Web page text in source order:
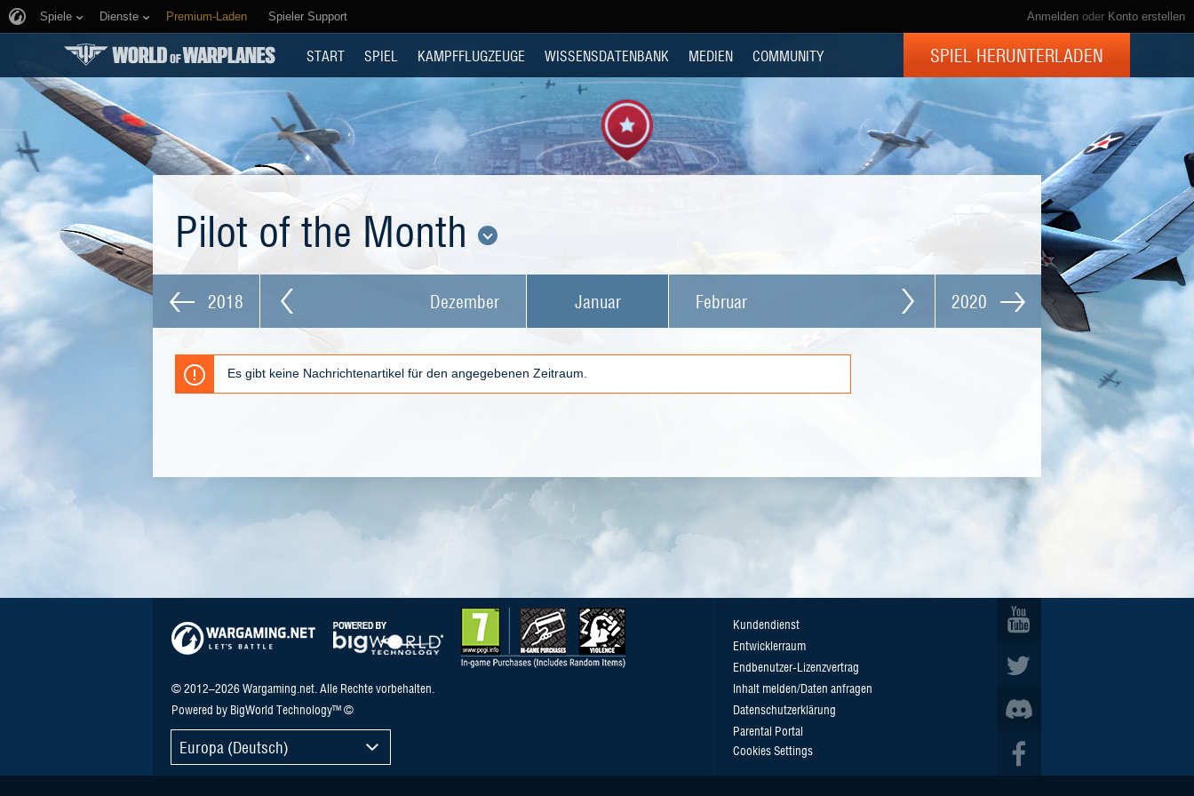
Anmelden oder Konto erstellen
Spiele Dienste Premium-Laden Spieler Support
START SPIEL KAMPFFLUGZEUGE WISSENSDATENBANK MEDIEN COMMUNITY SPIEL HERUNTERLADEN
Pilot of the Month
2018 Dezember Januar Februar 2020
Es gibt keine Nachrichtenartikel für den angegebenen Zeitraum.
© 2012–2026 Wargaming.net. Alle Rechte vorbehalten.
Powered by BigWorld Technology™ ©
Europa (Deutsch)
Kundendienst
Entwicklerraum
Endbenutzer-Lizenzvertrag
Inhalt melden/Daten anfragen
Datenschutzerklärung
Parental Portal
Cookies Settings